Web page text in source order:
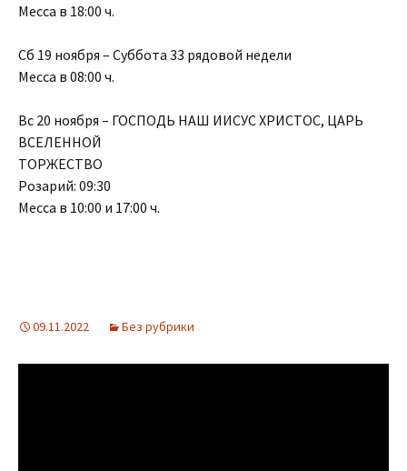
Месса в 18:00 ч.
Сб 19 ноября – Суббота 33 рядовой недели
Месса в 08:00 ч.
Вс 20 ноября – ГОСПОДЬ НАШ ИИСУС ХРИСТОС, ЦАРЬ
ВСЕЛЕННОЙ
ТОРЖЕСТВО
Розарий: 09:30
Месса в 10:00 и 17:00 ч.
09.11.2022 Без рубрики